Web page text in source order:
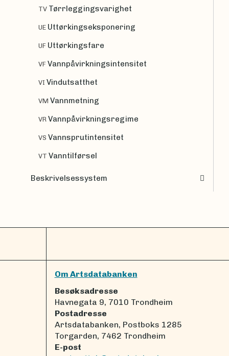
TV Tørrleggingsvarighet
UE Uttørkingseksponering
UF Uttørkingsfare
VF Vannpåvirkningsintensitet
VI Vindutsatthet
VM Vannmetning
VR Vannpåvirkningsregime
VS Vannsprutintensitet
VT Vanntilførsel
Beskrivelsessystem
Om Artsdatabanken
Besøksadresse
Havnegata 9, 7010 Trondheim
Postadresse
Artsdatabanken, Postboks 1285
Torgarden, 7462 Trondheim
E-post